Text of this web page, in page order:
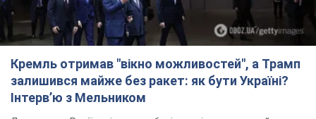
Кремль отримав "вікно можливостей", а Трамп
залишився майже без ракет: як бути Україні?
Інтерв’ю з Мельником